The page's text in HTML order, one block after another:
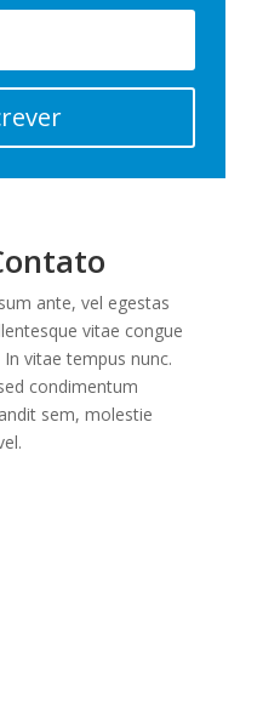
ante, vel egestas
vitae congue
vitae tempus nunc.
condimentum
sem, molestie